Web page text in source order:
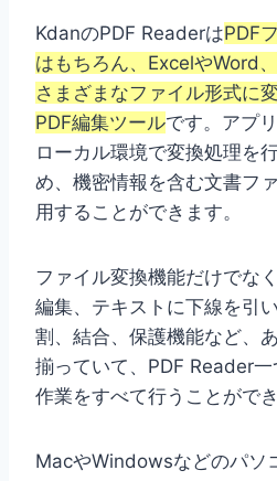
KdanのPDF ReaderはPDF
はもちろん、ExcelやWord
さまざまなファイル形式に
PDF編集ツールです。アプ
ローカル環境で変換処理を
め、機密情報を含む文書フ
用することができます。
ファイル変換機能だけでな
編集、テキストに下線を引
割、結合、保護機能など、
揃っていて、PDF Reader
作業をすべて行うことができ
MacやWindowsなどのパソ